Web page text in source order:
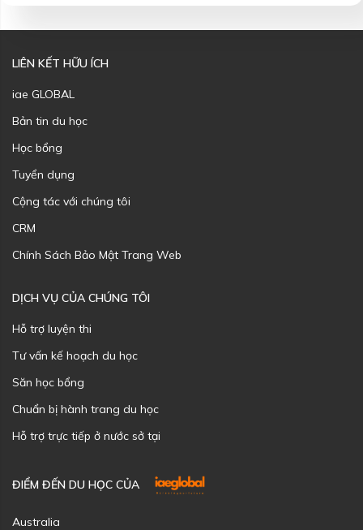
LIÊN KẾT HỮU ÍCH
iae GLOBAL
Bản tin du học
Học bổng
Tuyển dụng
Cộng tác với chúng tôi
CRM
Chính Sách Bảo Mật Trang Web
DỊCH VỤ CỦA CHÚNG TÔI
Hỗ trợ luyện thi
Tư vấn kế hoạch du học
Săn học bổng
Chuẩn bị hành trang du học
Hỗ trợ trực tiếp ở nước sở tại
ĐIỂM ĐẾN DU HỌC CỦA
Australia